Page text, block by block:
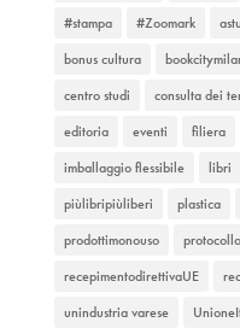
#stampa
#Zoomark
bonus cultura
centro studi
consulta dei
editoria
eventi filiera
imballaggio flessibile
libri
piùlibripiùliberi
plastica
prodottimonouso
recepimentodirettivaUE
unindustria varese